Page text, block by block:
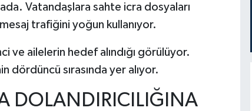
Vatandaşlara sahte icra dosyaları
trafiğini yoğun kullanıyor.
ve ailelerin hedef alındığı görülüyor.
dördüncü sırasında yer alıyor.
DOLANDIRICILIĞINA